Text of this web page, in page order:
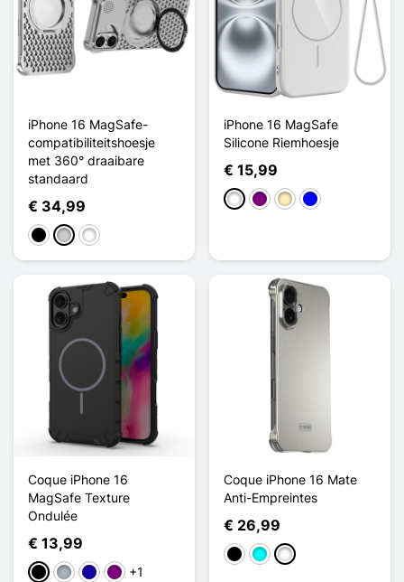
iPhone 16 MagSafe-
compatibiliteitshoesje
met 360° draaibare
standaard
€ 34,99
ZwartZilverTitane
iPhone 16 MagSafe
Silicone Riemhoesje
€ 15,99
Wit PurperGoldenBlauw
Coque iPhone 16
MagSafe Texture
Ondulée
€ 13,99
ZwartGrijsDonkerblauw
Purper
+1
Coque iPhone 16 Mate
Anti-Empreintes
€ 26,99
ZwartCyaanTitane